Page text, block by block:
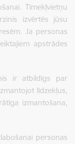
Tīmekļvietņu
izvērtēs jūsu
Ja personas
apstrādes
ir atbildīgs par
līdzekļus,
izmantošana,
personas